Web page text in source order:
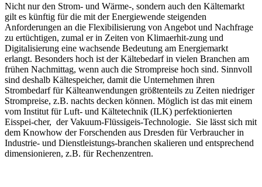
Nicht nur den Strom- und Wärme-, sondern auch den Kältemarkt
gilt es künftig für die mit der Energiewende steigenden
Anforderungen an die Flexibilisierung von Angebot und Nachfrage
zu ertüchtigen, zumal er in Zeiten von Klimaerhit-zung und
Digitalisierung eine wachsende Bedeutung am Energiemarkt
erlangt. Besonders hoch ist der Kältebedarf in vielen Branchen am
frühen Nachmittag, wenn auch die Strompreise hoch sind. Sinnvoll
sind deshalb Kältespeicher, damit die Unternehmen ihren
Strombedarf für Kälteanwendungen größtenteils zu Zeiten niedriger
Strompreise, z.B. nachts decken können. Möglich ist das mit einem
vom Institut für Luft- und Kältetechnik (ILK) perfektionierten
Eisspei-cher, der Vakuum-Flüssigeis-Technologie. Sie lässt sich mit
dem Knowhow der Forschenden aus Dresden für Verbraucher in
Industrie- und Dienstleistungs-branchen skalieren und entsprechend
dimensionieren, z.B. für Rechenzentren.